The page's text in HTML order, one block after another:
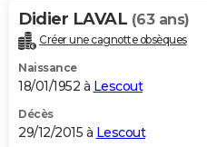
Didier LAVAL (63 ans)
Créer une cagnotte obsèques
Naissance
18/01/1952 à Lescout
Décès
29/12/2015 à Lescout